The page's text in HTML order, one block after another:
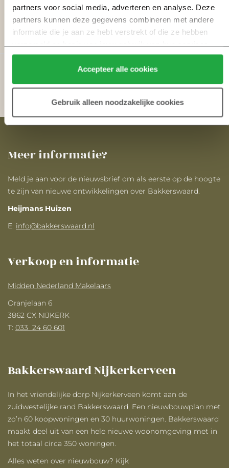
partners voor social media, adverteren en analyse. Deze
partners kunnen deze gegevens combineren met andere
informatie die je aan ze hebt verstrekt of die ze hebben
verzameld op basis van jouw gebruik van hun services.
Klik hier voor meer informatie over ons cookiebeleid.
Accepteer alle cookies
Gebruik alleen noodzakelijke cookies
verkoop
3.07.25
1 2
Meer informatie?
Meld je aan voor de nieuwsbrief om als eerste op de hoogte
te zijn van nieuwe ontwikkelingen over Bakkerswaard.
Heijmans Huizen
E: info@bakkerswaard.nl
Verkoop en informatie
Midden Nederland Makelaars
Oranjelaan 6
3862 CX NIJKERK
T: 033 ­ 24 60 601
Bakkerswaard Nijkerkerveen
In het vriendelijke dorp Nijkerkerveen komt aan de
zuidwestelijke rand Bakkerswaard. Een nieuwbouwplan met
zo’n 60 koopwoningen en 30 huurwoningen. Bakkerswaard
maakt deel uit van een hele nieuwe woonomgeving met in
het totaal circa 350 woningen.
Alles weten over nieuwbouw? Kijk